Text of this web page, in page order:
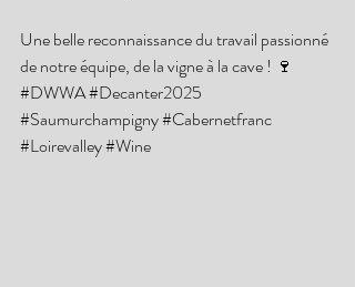
Une belle reconnaissance du travail passionné
de notre équipe, de la vigne à la cave ! 🍷
#DWWA#Decanter2025
#Saumurchampigny#Cabernetfranc
#Loirevalley#Wine